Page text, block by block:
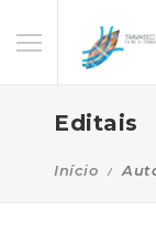
Editais
Início